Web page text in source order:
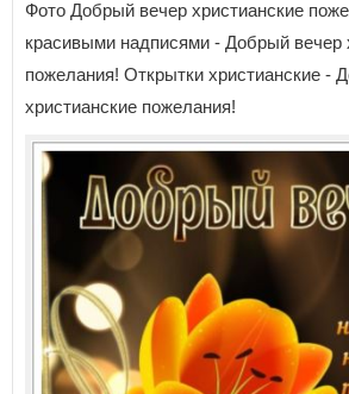
Фото Добрый вечер христианские
красивыми надписями - Добрый вечер
пожелания! Открытки христианские -
христианские пожелания!